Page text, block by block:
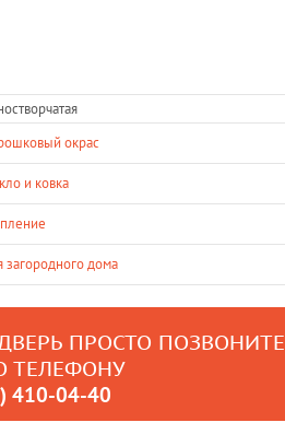
окрас
и ковка
загородного дома
ПРОСТО ПОЗВОНИТЕ
ТЕЛЕФОНУ
410-04-40